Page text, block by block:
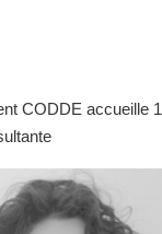
CODDE accueille 1